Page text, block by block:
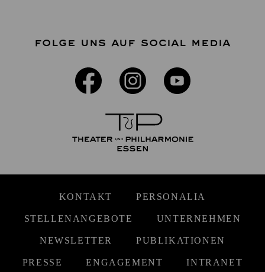
FOLGE UNS AUF SOCIAL MEDIA
KONTAKT PERSONALIA
STELLENANGEBOTE UNTERNEHMEN
NEWSLETTER PUBLIKATIONEN
PRESSE ENGAGEMENT INTRANET